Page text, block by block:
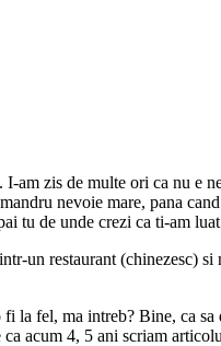
zis de multe ori ca nu e
nevoie mare, pana
tu de unde crezi ca ti-am
un restaurant (chinezesc)
fi la fel, ma intreb? Bine, ca
acum 4, 5 ani scriam